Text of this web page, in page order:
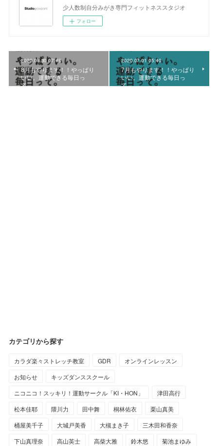
少人数制自分みがき専門フィットネススタジオ
フォロー
2020.07.30 07:48
8月もやります！！やっぱり
いい。運動できる毎日っ
て。
2020.07.01 05:40
7月もやります！！やっぱり
いい。運動できる毎日っ
て。
カテゴリから探す
カラダ楽々ストレッチ教室 GDR
オンラインレッスン
お知らせ
キッズダンススクール
ニコニコ！スッキリ！運動サークル「KI・HON」
津田高行
松本佳耶
隈川力 田中舞 桐林佑衣
栗山真美
桶屋美千子
大城戸美香 大槻まき子
三木田和香奈
下山真理奈
高山英士 高柴大雅 鈴木悠 菊池まゆみ